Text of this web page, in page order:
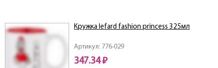
Артикул: 776-029
Кружка lefard fashion princess 325мл
347.34 ₽